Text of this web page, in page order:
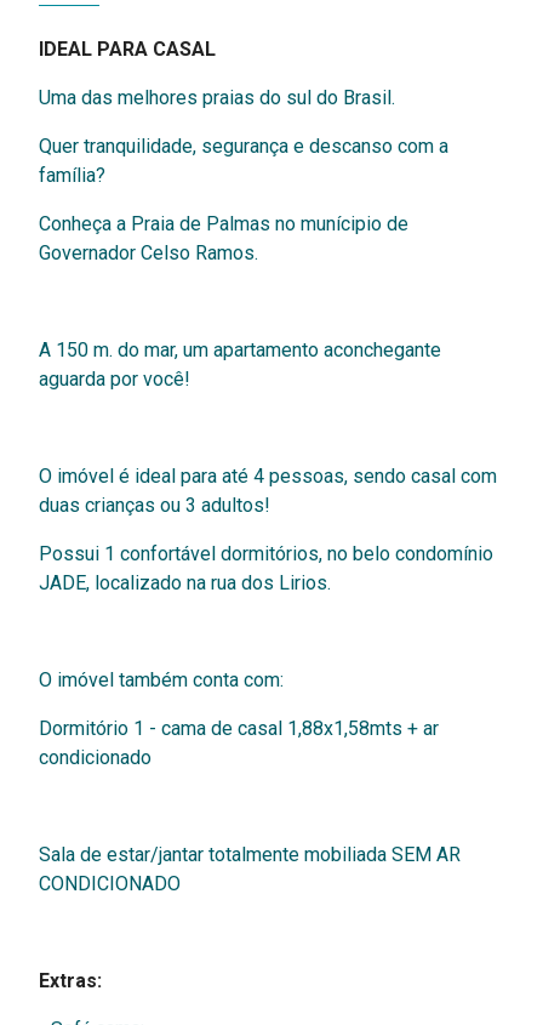
IDEAL PARA CASAL
Uma das melhores praias do sul do Brasil.
Quer tranquilidade, segurança e descanso com a
família?
Conheça a Praia de Palmas no munícipio de
Governador Celso Ramos.
A 150 m. do mar, um apartamento aconchegante
aguarda por você!
O imóvel é ideal para até 4 pessoas, sendo casal com
duas crianças ou 3 adultos!
Possui 1 confortável dormitórios, no belo condomínio
JADE, localizado na rua dos Lirios.
O imóvel também conta com:
Dormitório 1 - cama de casal 1,88x1,58mts + ar
condicionado
Sala de estar/jantar totalmente mobiliada SEM AR
CONDICIONADO
Extras: